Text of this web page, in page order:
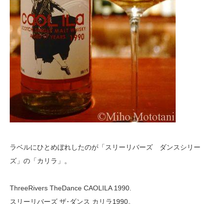
ラベルにひとめぼれしたのが「スリーリバーズ ダンスシリー
ズ」の「カリラ」。
ThreeRivers TheDance CAOLILA 1990.
スリーリバーズ ザ･ダンス カリラ1990。